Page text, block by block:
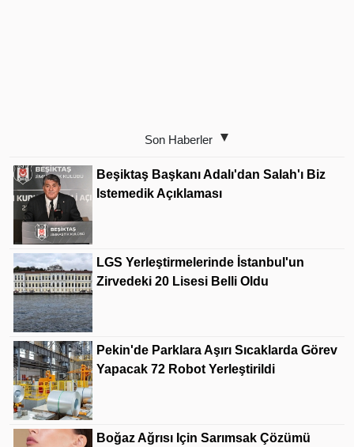
Son Haberler
Beşiktaş Başkanı Adalı'dan Salah'ı Biz
Istemedik Açıklaması
LGS Yerleştirmelerinde İstanbul'un
Zirvedeki 20 Lisesi Belli Oldu
Pekin'de Parklara Aşırı Sıcaklarda Görev
Yapacak 72 Robot Yerleştirildi
Boğaz Ağrısı Için Sarımsak Çözümü